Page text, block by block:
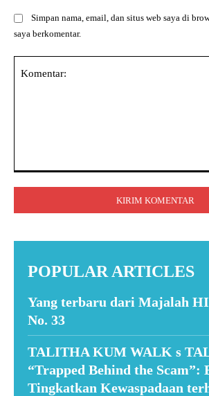
Simpan nama, email, dan situs web saya di
saya berkomentar.
POPULAR ARTICLES
Yang terbaru dari Majalah
No. 33
TALITHA KUM WALK s
“Trapped Behind the Scam”:
Tingkatkan Kewaspadaan